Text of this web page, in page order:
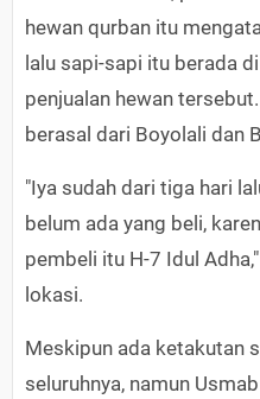
hewan qurban itu
lalu sapi-sapi itu berada
penjualan hewan
berasal dari Boyolali dan
"Iya sudah dari tiga hari
belum ada yang beli,
pembeli itu H-7 Idul
lokasi.
Meskipun ada ketakutan
seluruhnya, namun